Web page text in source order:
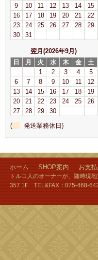
9
10 11 12 13 14
15
16
17 18 19 20 21
22
23
24 25 26 27 28
29
30
31
翌月(2026年9月)
日
月 火 水 木 金
土
1
2 3 4
5
6
7 8 9 10 11
12
13
14 15 16 17 18
19
20
21 22 23 24 25
26
27
28 29
30
(
発送業務休日)
ホーム SHOP案内 お支
トルコ人のオーナーが、随時現
357 1F TEL&FAX：075-468-